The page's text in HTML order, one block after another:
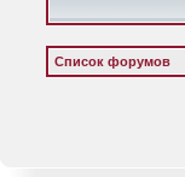
Список форумов